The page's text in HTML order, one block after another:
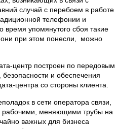
случай с перебоем в работе
телефонии и
время упомянутого сбоя такие
при этом понесли, можно
центр построен по передовым
и обеспечения
центра со стороны клиента.
в сети оператора связи,
рабочими, меняющими трубы на
важных для бизнеса